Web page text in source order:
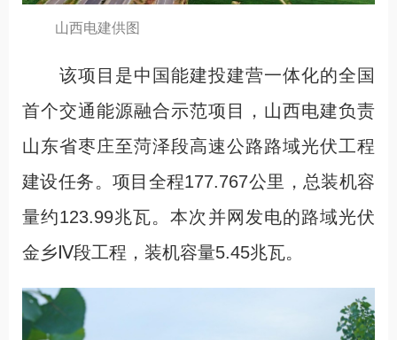
山西电建供图
该项目是中国能建投建营一体化的全国
首个交通能源融合示范项目，山西电建负责
山东省枣庄至菏泽段高速公路路域光伏工程
建设任务。项目全程177.767公里，总装机容
量约123.99兆瓦。本次并网发电的路域光伏
金乡Ⅳ段工程，装机容量5.45兆瓦。